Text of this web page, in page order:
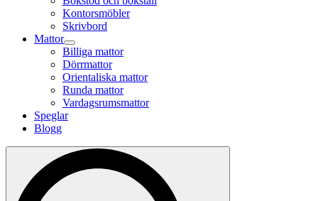
Kontorsmöbler
Skrivbord
Mattor
Billiga mattor
Dörrmattor
Orientaliska mattor
Runda mattor
Vardagsrumsmattor
Speglar
Blogg